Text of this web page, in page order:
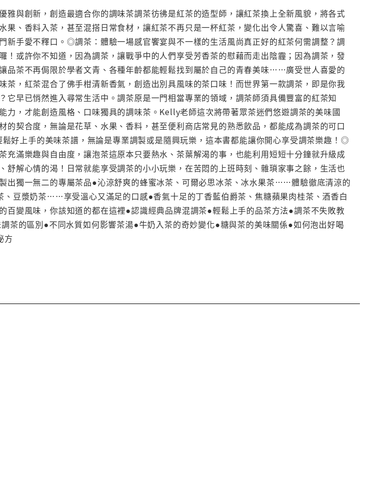
雅與創新，創造最適合你的調味茶調茶彷彿是紅茶的造型師，讓紅茶換上全新風貌，將各式
果、香料入茶，甚至混搭日常食材，讓紅茶不再只是一杯紅茶，變化出令人驚喜、難以言喻
新手愛不釋口。◎調茶：體驗一場感官饗宴與不一樣的生活風尚真正好的紅茶何需調整？調
！或許你不知道，因為調茶，讓戰爭中的人們享受芳香茶的慰藉而走出陰霾；因為調茶，發
品茶不再侷限於學者文青、各種年齡都能輕鬆找到屬於自己的青春美味……廣受世人喜愛的
茶，紅茶混合了佛手柑清新香氣，創造出別具風味的茶口味！而世界第一款調茶，即是你我
它早已悄然進入尋常生活中。調茶原是一門相當專業的領域，調茶師須具備豐富的紅茶知
力，才能創造風格、口味獨具的調味茶。Kelly老師這次將帶著眾茶迷們悠遊調茶的美味國
的契合度，無論是花草、水果、香料，甚至便利商店常見的熟悉飲品，都能成為調茶的可口
好上手的美味茶譜，無論是專業調製或是隨興玩樂，這本書都能讓你開心享受調茶樂趣！◎
充滿樂趣與自由度，讓泡茶這原本只要熱水、茶葉解渴的事，也能利用短短十分鐘就升級成
舒解心情的渴！日常就能享受調茶的小小玩樂，在苦悶的上班時刻、雜瑣家事之餘，生活也
獨一無二的專屬茶品●沁涼舒爽的蜂蜜冰茶、可爾必思冰茶、冰水果茶……體驗徹底清涼的
、豆漿奶茶……享受溫心又滿足的口感●香氣十足的丁香藍伯爵茶、焦糖蘋果肉桂茶、酒香白
變風味，你該知道的都在這裡●認識經典品牌混調茶●輕鬆上手的品茶方法●調茶不失敗教
茶的區別●不同水質如何影響茶湯●牛奶入茶的奇妙變化●糖與茶的美味關係●如何泡出好喝
方